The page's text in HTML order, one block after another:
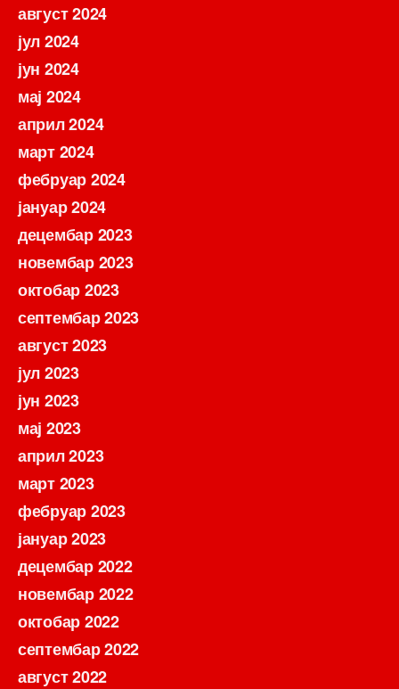
август 2024
јул 2024
јун 2024
мај 2024
април 2024
март 2024
фебруар 2024
јануар 2024
децембар 2023
новембар 2023
октобар 2023
септембар 2023
август 2023
јул 2023
јун 2023
мај 2023
април 2023
март 2023
фебруар 2023
јануар 2023
децембар 2022
новембар 2022
октобар 2022
септембар 2022
август 2022